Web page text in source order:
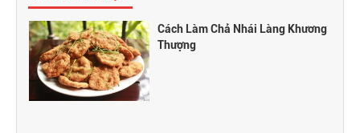
Cách Làm Chả Nhái Làng Khương
Thượng